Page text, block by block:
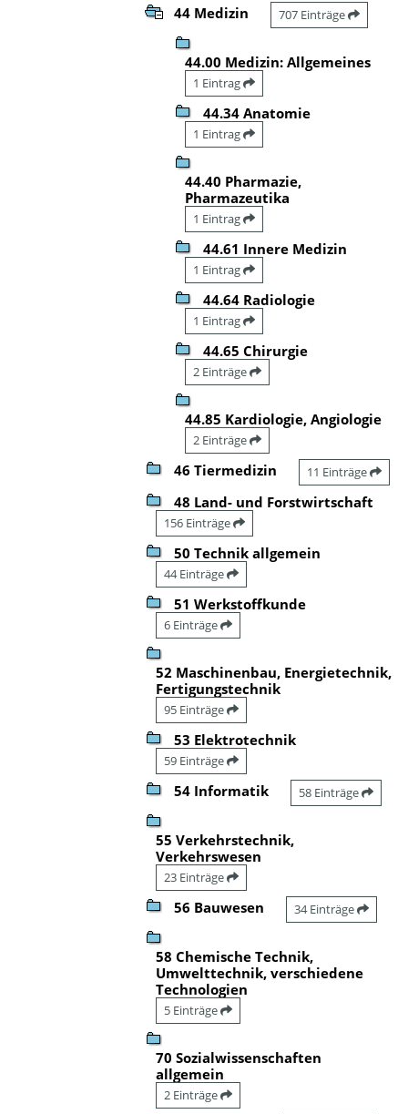
44 Medizin 707 Einträge
44.00 Medizin: Allgemeines
1 Eintrag
44.34 Anatomie
1 Eintrag
44.40 Pharmazie,
Pharmazeutika
1 Eintrag
44.61 Innere Medizin
1 Eintrag
44.64 Radiologie
1 Eintrag
44.65 Chirurgie
2 Einträge
44.85 Kardiologie, Angiologie
2 Einträge
46 Tiermedizin 11 Einträge
48 Land- und Forstwirtschaft
156 Einträge
50 Technik allgemein
44 Einträge
51 Werkstoffkunde
6 Einträge
52 Maschinenbau, Energietechnik,
Fertigungstechnik
95 Einträge
53 Elektrotechnik
59 Einträge
54 Informatik 58 Einträge
55 Verkehrstechnik,
Verkehrswesen
23 Einträge
56 Bauwesen 34 Einträge
58 Chemische Technik,
Umwelttechnik, verschiedene
Technologien
5 Einträge
70 Sozialwissenschaften
allgemein
2 Einträge